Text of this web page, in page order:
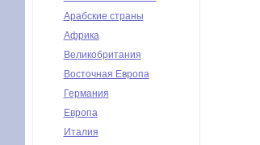
Арабские страны
Африка
Великобритания
Восточная Европа
Германия
Европа
Италия